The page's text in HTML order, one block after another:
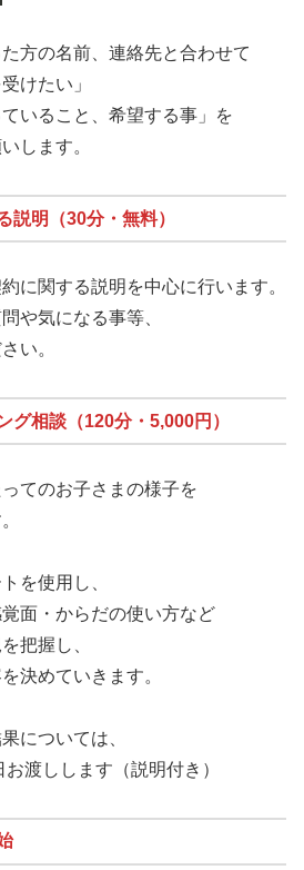
方の名前、連絡先と合わせて
けたい」
いること、希望する事」を
します。
説明（30分・無料）
に関する説明を中心に行います。
や気になる事等、
い。
グ相談（120分・5,000円）
てのお子さまの様子を
を使用し、
面・からだの使い方など
把握し、
決めていきます。
については、
渡しします（説明付き）